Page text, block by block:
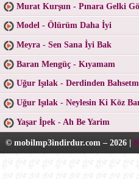
Murat Kurşun - Pınara Gelki
Model - Ölürüm Daha İyi
Meyra - Sen Sana İyi Bak
Baran Mengüç - Kıyamam
Uğur Işılak - Derdinden
Uğur Işılak - Neylesin Ki Köz
Yaşar İpek - Ah Be Yarim
© mobilmp3indirdur.com – 2026 |